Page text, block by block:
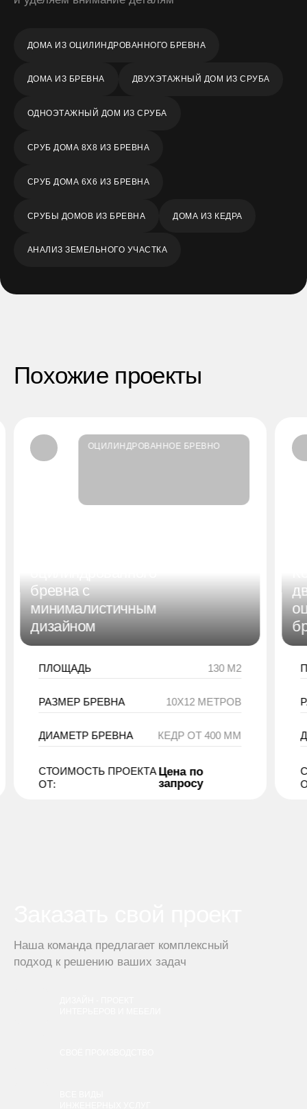
ДОМА ИЗ ОЦИЛИНДРОВАННОГО БРЕВНА
ДОМА ИЗ БРЕВНА ДВУХЭТАЖНЫЙ ДОМ ИЗ СРУБА
ОДНОЭТАЖНЫЙ ДОМ ИЗ СРУБА
СРУБ ДОМА 8Х8 ИЗ БРЕВНА
СРУБ ДОМА 6Х6 ИЗ БРЕВНА
СРУБЫ ДОМОВ ИЗ БРЕВНА ДОМА ИЗ КЕДРА
АНАЛИЗ ЗЕМЕЛЬНОГО УЧАСТКА
Похожие проекты
бревна с
минималистичным
дизайном
ПЛОЩАДЬ 130 М2
РАЗМЕР БРЕВНА 10Х12 МЕТРОВ
ДИАМЕТР БРЕВНА КЕДР ОТ 400 ММ
СТОИМОСТЬ ПРОЕКТА
ОТ:
Цена по
запросу
ОЦИЛИНДРОВАННОЕ БРЕВНО
Наша команда предлагает комплексный
подход к решению ваших задач